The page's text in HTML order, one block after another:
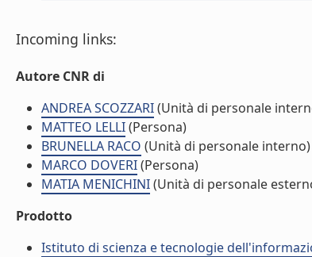
Incoming links:
Autore CNR di
ANDREA SCOZZARI(Unità di personale
MATTEO LELLI(Persona)
BRUNELLA RACO (Unità di personale interno)
MARCO DOVERI(Persona)
MATIA MENICHINI(Unità di personale
Prodotto
Istituto di scienza e tecnologie